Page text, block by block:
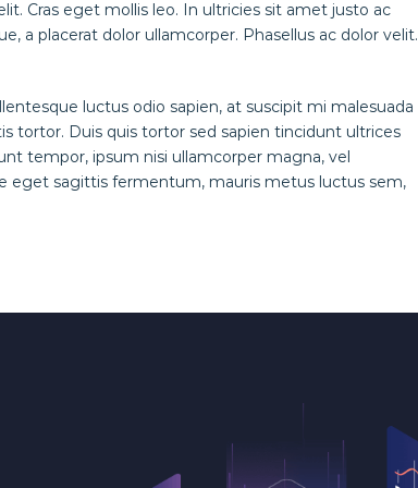
Cras eget mollis leo. In ultricies sit amet justo ac
a placerat dolor ullamcorper. Phasellus ac dolor velit.
luctus odio sapien, at suscipit mi malesuada
tortor. Duis quis tortor sed sapien tincidunt ultrices
tempor, ipsum nisi ullamcorper magna, vel
eget sagittis fermentum, mauris metus luctus sem,